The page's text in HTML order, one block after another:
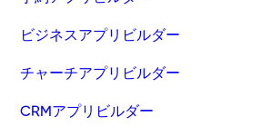
ビジネスアプリビルダー
チャーチアプリビルダー
CRMアプリビルダー